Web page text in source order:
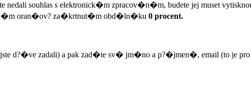
souhlas s elektronick�m zpracov�n�m, budete jej muset
oran�ov? za�krtnut�m obd�ln�ku 0 procent.
jste d?�ve zadali) a pak zad�te sv� jm�no a p?�jmen�, email (to je